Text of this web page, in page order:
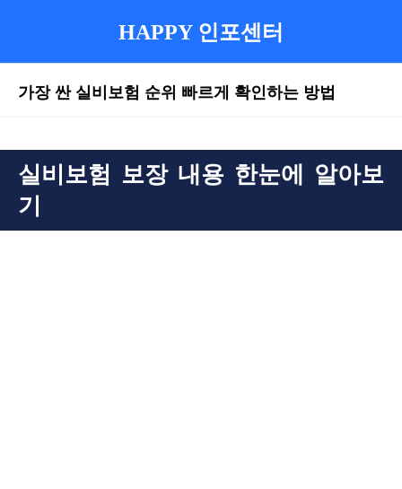
HAPPY 인포센터
가장 싼 실비보험 순위 빠르게 확인하는 방법
실비보험 보장 내용 한눈에 알아보
기